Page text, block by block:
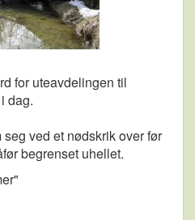
for uteavdelingen til
dag.
ved et nødskrik over før
begrenset uhellet.